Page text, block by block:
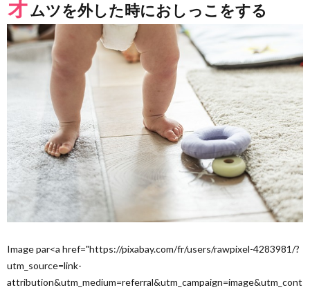
オムツを外した時におしっこをする
Image par<a href="https://pixabay.com/fr/users/rawpixel-4283981/?
utm_source=link-
attribution&utm_medium=referral&utm_campaign=image&utm_cont